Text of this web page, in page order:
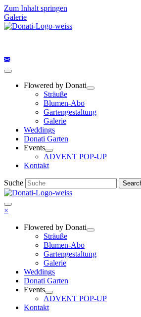
Zum Inhalt springen
Galerie
Flowered by Donati
Sträuße
Blumen-Abo
Gartengestaltung
Galerie
Weddings
Donati Garten
Events
ADVENT POP-UP
Kontakt
Suche
×
Flowered by Donati
Sträuße
Blumen-Abo
Gartengestaltung
Galerie
Weddings
Donati Garten
Events
ADVENT POP-UP
Kontakt